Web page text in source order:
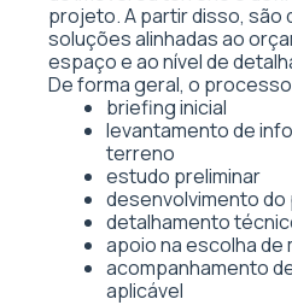
projeto. A partir disso, são
soluções alinhadas ao
espaço e ao nível de
De forma geral, o
briefing inicial
levantamento de
terreno
estudo preliminar
desenvolvimento
detalhamento
apoio na escolha
acompanhamento
aplicável